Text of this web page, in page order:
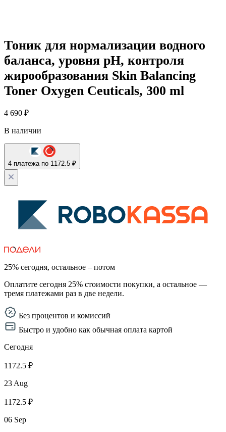
Тоник для нормализации водного
баланса, уровня pH, контроля
жирообразования Skin Balancing
Toner Oxygen Ceuticals, 300 ml
4 690 ₽
В наличии
4 платежа по 1172.5 ₽
25% сегодня, остальное – потом
Оплатите сегодня 25% стоимости покупки, а остальное —
тремя платежами раз в две недели.
Без процентов и комиссий
Быстро и удобно как обычная оплата картой
Сегодня
1172.5 ₽
23 Aug
1172.5 ₽
06 Sep